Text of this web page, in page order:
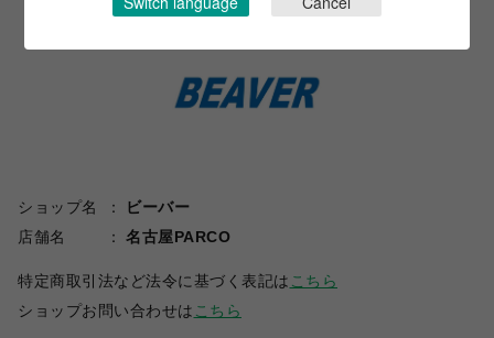
ショップ名
ビーバー
店舗名
名古屋PARCO
特定商取引法など法令に基づく表記は こちら
ショップお問い合わせは こちら